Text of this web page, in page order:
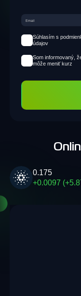
Súhlasím s
údajov
Som informovaný,
môže meniť kurz
0.175
+0.0097